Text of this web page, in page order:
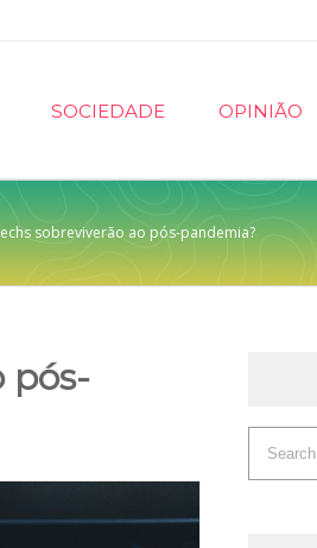
SOCIEDADE OPINIÃO
sobreviverão ao pós-pandemia?
pós-